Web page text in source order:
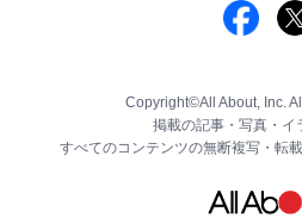
Copyright©All About, Inc.
掲載の記事・写真・イ
すべてのコンテンツの無断複写・転